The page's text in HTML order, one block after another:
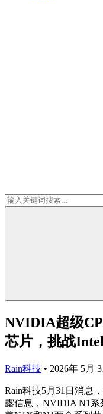
NVIDIA超级
芯片，挑战
Rain科技 • 2026年 5月
Rain科技5月31日消息
露信息，NVIDIA N1系